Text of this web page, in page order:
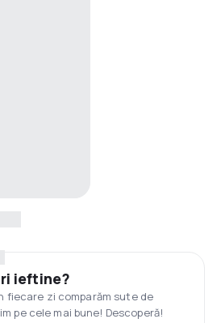
ieftine?
fiecare zi comparăm sute de
pe cele mai bune! Descoperă!